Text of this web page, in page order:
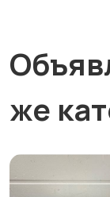
же